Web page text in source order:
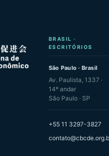
BRASIL ·
ESCRITÓRIOS
São Paulo · Brasil
Av. Paulista, 1337 ·
14º andar
São Paulo · SP
+55 11 3297-3827